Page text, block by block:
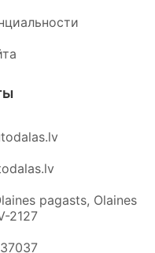
pagasts, Olaines
2127